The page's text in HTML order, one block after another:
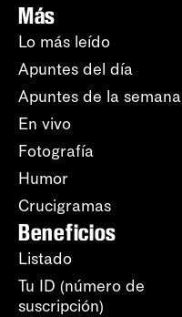
Más
Lo más leído
Apuntes del día
Apuntes de la semana
En vivo
Fotografía
Humor
Crucigramas
Beneficios
Listado
Tu ID (número de
suscripción)